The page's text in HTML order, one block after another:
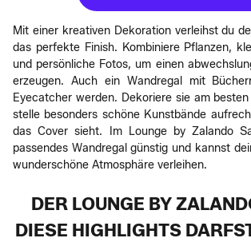
Mit einer kreativen Dekoration verleihst du
das perfekte Finish. Kombiniere Pflanzen,
und persönliche Fotos, um einen
erzeugen. Auch ein Wandregal mit
Eyecatcher werden. Dekoriere sie am
stelle besonders schöne Kunstbände
das Cover sieht. Im Lounge by Zalando
passendes Wandregal günstig und kannst
wunderschöne Atmosphäre verleihen.
DER LOUNGE BY
DIESE HIGHLIGHTS